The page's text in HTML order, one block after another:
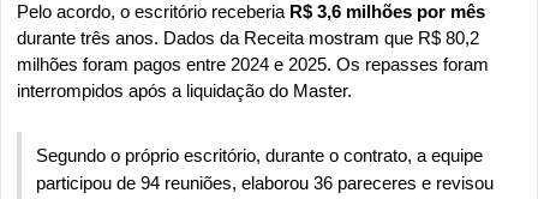
Pelo acordo, o escritório receberia R$ 3,6 milhões por mês
durante três anos. Dados da Receita mostram que R$ 80,2
milhões foram pagos entre 2024 e 2025. Os repasses foram
interrompidos após a liquidação do Master.
Segundo o próprio escritório, durante o contrato, a equipe
participou de 94 reuniões, elaborou 36 pareceres e revisou